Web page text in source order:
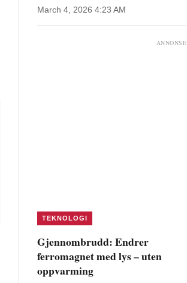
March 4, 2026 4:23 AM
ANNONSE
TEKNOLOGI
Gjennombrudd: Endrer
ferromagnet med lys – uten
oppvarming